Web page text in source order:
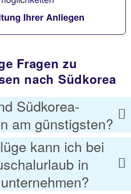
Ihrer Anliegen
Fragen zu
nach Südkorea
Südkorea-
am günstigsten?
kann ich bei
in